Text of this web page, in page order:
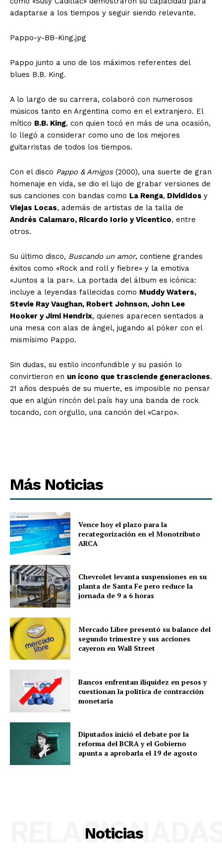
adaptarse a los tiempos y seguir siendo relevante.
Pappo-y-BB-King.jpg
Pappo junto a uno de los máximos referentes del
blues B.B. King.
A lo largo de su carrera, colaboró con numerosos
músicos tanto en Argentina como en el extranjero. El
mítico B.B. King, con quien tocó en más de una ocasión,
lo llegó a considerar como uno de los mejores
guitarristas de todos los tiempos.
Con el disco Pappo & Amigos(2000), una suerte de gran
homenaje en vida, se dio el lujo de grabar versiones de
sus canciones con bandas como La Renga, Divididos y
Viejas Locas, además de artistas de la talla de
Andrés Calamaro, Ricardo Iorio y Vicentico, entre
otros.
Su último disco, Buscando un amor, contiene grandes
éxitos como «Rock and roll y fiebre» y la emotiva
«Juntos a la par». La portada del álbum es icónica:
incluye a leyendas fallecidas como Muddy Waters,
Stevie Ray Vaughan, Robert Johnson, John Lee
Hooker y Jimi Hendrix, quienes aparecen sentados a
una mesa con alas de ángel, jugando al póker con el
mismísimo Pappo.
Sin dudas, su estilo inconfundible y su pasión lo
convirtieron en un ícono que trasciende generaciones.
21 años después de su muerte, es imposible no pensar
que en algún rincón del país hay una banda de rock
tocando, con orgullo, una canción del «Carpo».
Más Noticias
Vence hoy el plazo para la
recategorización en el Monotributo
ARCA
Chevrolet levanta suspensiones en su
planta de Santa Fe pero reduce la
jornada de 9 a 6 horas
Mercado Libre presentó su balance del
segundo trimestre y sus acciones
cayeron en Wall Street
Bancos enfrentan iliquidez en pesos y
cuestionan la política de contracción
monetaria
Diputados inició el debate por la
reforma del BCRA y el Gobierno
apunta a aprobarla el 19 de agosto
Noticias